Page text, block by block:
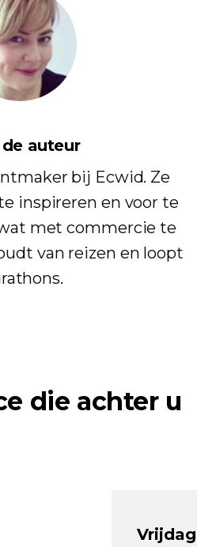
de auteur
bij Ecwid. Ze
inspireren en voor te
met commercie te
van reizen en loopt
die achter u